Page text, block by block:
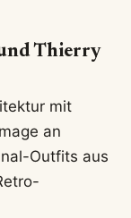
Thierry
mit
an
Outfits aus